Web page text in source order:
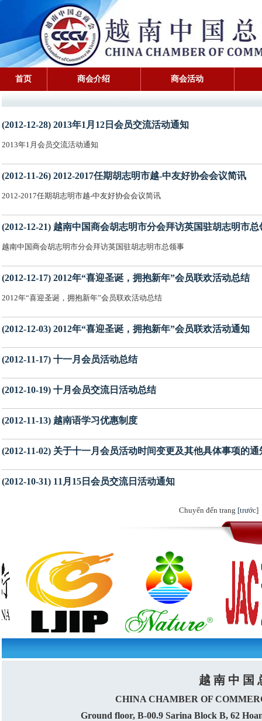
首页 商会介绍 商会活动
(2012-12-28) 2013年1月12日会员交流活动通知
2013年1月会员交流活动通知
(2012-11-26) 2012-2017任期胡志明市越-中友好协会会议简讯
2012-2017任期胡志明市越-中友好协会会议简讯
(2012-12-21) 越南中国商会胡志明市分会拜访英国驻胡志明市总
越南中国商会胡志明市分会拜访英国驻胡志明市总领事
(2012-12-17) 2012年“喜迎圣诞，拥抱新年”会员联欢活动总结
2012年“喜迎圣诞，拥抱新年”会员联欢活动总结
(2012-12-03) 2012年“喜迎圣诞，拥抱新年”会员联欢活动通知
(2012-11-17) 十一月会员活动总结
(2012-10-19) 十月会员交流日活动总结
(2012-11-13) 越南语学习优惠制度
(2012-11-02) 关于十一月会员活动时间变更及其他具体事项的通
(2012-10-31) 11月15日会员交流日活动通知
Chuyển đến trang [trước]
越 南 中 国
CHINA CHAMBER OF
Ground floor, B-00.9 Sarina Block B, 62